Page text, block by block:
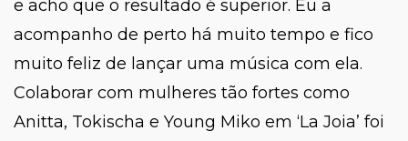
e acho que o resultado é superior. Eu a
acompanho de perto há muito tempo e fico
muito feliz de lançar uma música com ela.
Colaborar com mulheres tão fortes como
Anitta, Tokischa e Young Miko em ‘La Joia’ foi